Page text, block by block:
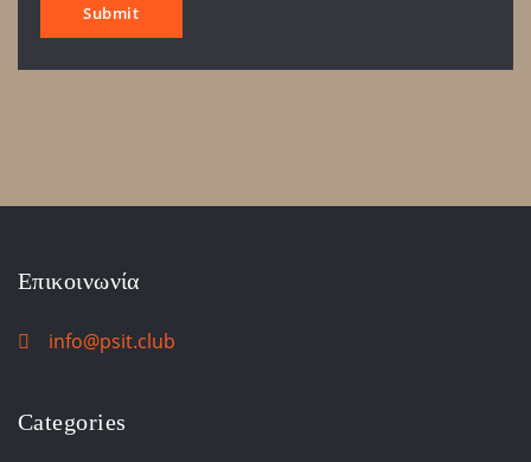
Επικοινωνία
info@psit.club
Categories